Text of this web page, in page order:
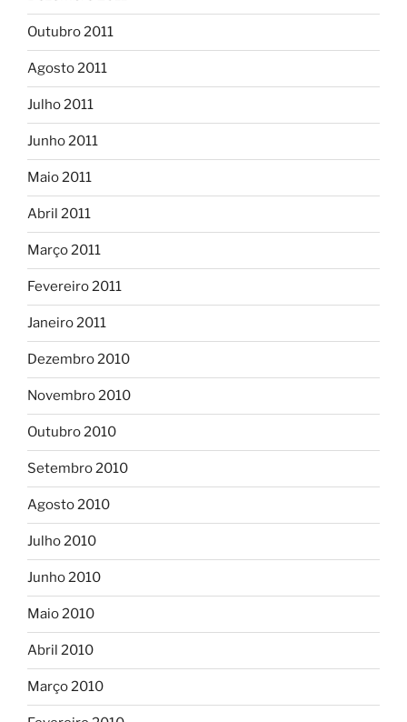
Outubro 2011
Agosto 2011
Julho 2011
Junho 2011
Maio 2011
Abril 2011
Março 2011
Fevereiro 2011
Janeiro 2011
Dezembro 2010
Novembro 2010
Outubro 2010
Setembro 2010
Agosto 2010
Julho 2010
Junho 2010
Maio 2010
Abril 2010
Março 2010